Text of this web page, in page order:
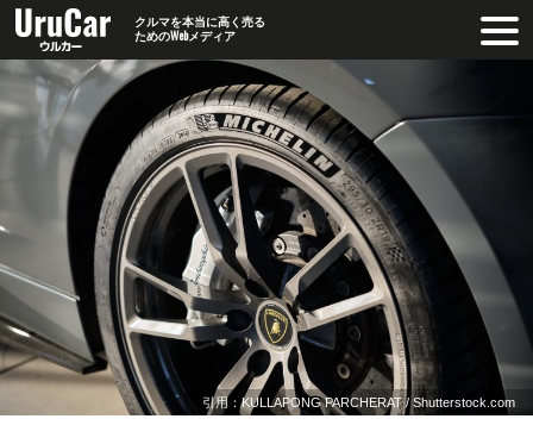
クルマを本当に高く売る
ためのWebメディア
引用：KULLAPONG PARCHERAT / Shutterstock.com